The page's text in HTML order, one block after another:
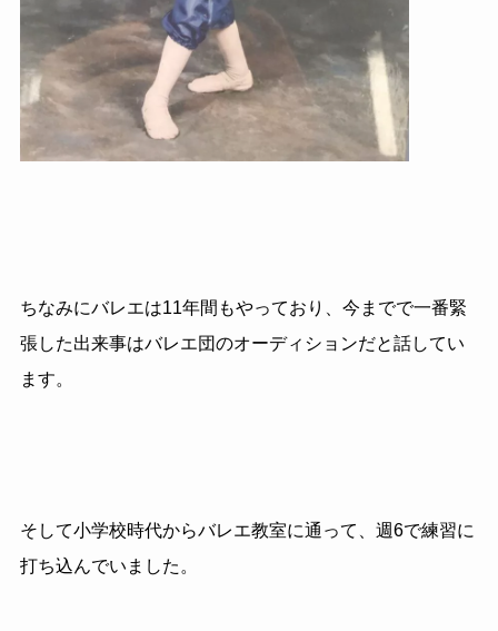
ちなみにバレエは11年間もやっており、今までで一番緊
張した出来事はバレエ団のオーディションだと話してい
ます。
そして小学校時代からバレエ教室に通って、週6で練習に
打ち込んでいました。